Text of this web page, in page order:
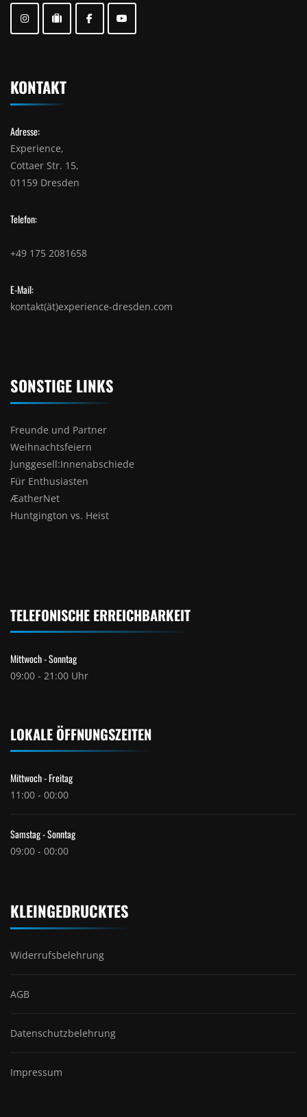
KONTAKT
Adresse:
Experience,
Cottaer Str. 15,
01159 Dresden
Telefon:
+49 175 2081658
E-Mail:
kontakt(ät)experience-dresden.com
SONSTIGE LINKS
Freunde und Partner
Weihnachtsfeiern
Junggesell:Innenabschiede
Für Enthusiasten
ÆatherNet
Huntgington vs. Heist
TELEFONISCHE ERREICHBARKEIT
Mittwoch - Sonntag
09:00 - 21:00 Uhr
LOKALE ÖFFNUNGSZEITEN
Mittwoch - Freitag
11:00 - 00:00
Samstag - Sonntag
09:00 - 00:00
KLEINGEDRUCKTES
Widerrufsbelehrung
AGB
Datenschutzbelehrung
Impressum